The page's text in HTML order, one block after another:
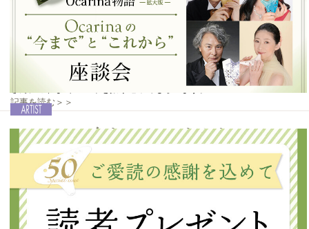
Ocarina vol.50│善久(Zenkyu)
学生時代にチューバを学び、1994年からOcarina奏者としての活動を
スタート。今ほどプロ奏者がいなかった当時からOcarinaの普及・啓
蒙に務め、1999年には初のソロコンサートを茨城・土浦のレストラン
にて開催しました。その後今日まで精力的に活動を続け、今年
Ocarina奏者30周年、そして還暦を迎えます。そんな善久（Zenkyu）
さんにこれまでの30年を振り返ってもらいます。
記事を読む＞＞
Ocarinaの“今まで”と“これから”
もうひとつのOcarina物語 ─拡大版─
Ocarina誌の50号を記念して、豪華な座談会が実現！ 植田篤司さんを
ナビゲーターに、ホンヤミカコさん、佐藤一美さん、そして大沢聡さ
んというトップランナーにお集まりいただきました。彼らが語る
Ocarinaの魅力、そしてこれからの Ocarina界に求められることなどを
話してくれました。